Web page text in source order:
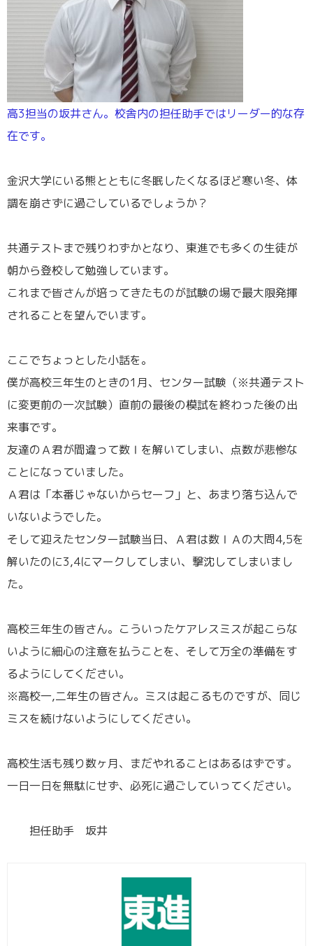
高3担当の坂井さん。校舎内の担任助手ではリーダー的な存
在です。
金沢大学にいる熊とともに冬眠したくなるほど寒い冬、体
調を崩さずに過ごしているでしょうか？
共通テストまで残りわずかとなり、東進でも多くの生徒が
朝から登校して勉強しています。
これまで皆さんが培ってきたものが試験の場で最大限発揮
されることを望んでいます。
ここでちょっとした小話を。
僕が高校三年生のときの1月、センター試験（※共通テスト
に変更前の一次試験）直前の最後の模試を終わった後の出
来事です。
友達のＡ君が間違って数Ⅰを解いてしまい、点数が悲惨な
ことになっていました。
Ａ君は「本番じゃないからセーフ」と、あまり落ち込んで
いないようでした。
そして迎えたセンター試験当日、Ａ君は数ⅠＡの大問4,5を
解いたのに3,4にマークしてしまい、撃沈してしまいまし
た。
高校三年生の皆さん。こういったケアレスミスが起こらな
いように細心の注意を払うことを、そして万全の準備をす
るようにしてください。
※高校一,二年生の皆さん。ミスは起こるものですが、同じ
ミスを続けないようにしてください。
高校生活も残り数ヶ月、まだやれることはあるはずです。
一日一日を無駄にせず、必死に過ごしていってください。
担任助手 坂井